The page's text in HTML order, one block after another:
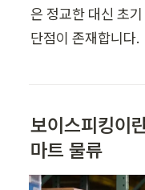
은 정교한 대신 초
단점이 존재합니다.
보이스피킹이
마트 물류